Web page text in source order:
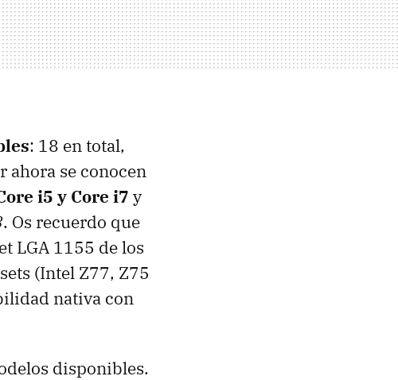
: 18 en total,
ahora se conocen
i5 y Core i7 y
. Os recuerdo que
LGA 1155 de los
(Intel Z77, Z75
nativa con
disponibles.